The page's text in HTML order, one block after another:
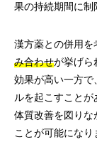
果の持続期間に制
漢方薬との併用を
み合わせが挙げら
効果が高い一方で
ルを起こすこと
体質改善を図りな
ことが可能になり